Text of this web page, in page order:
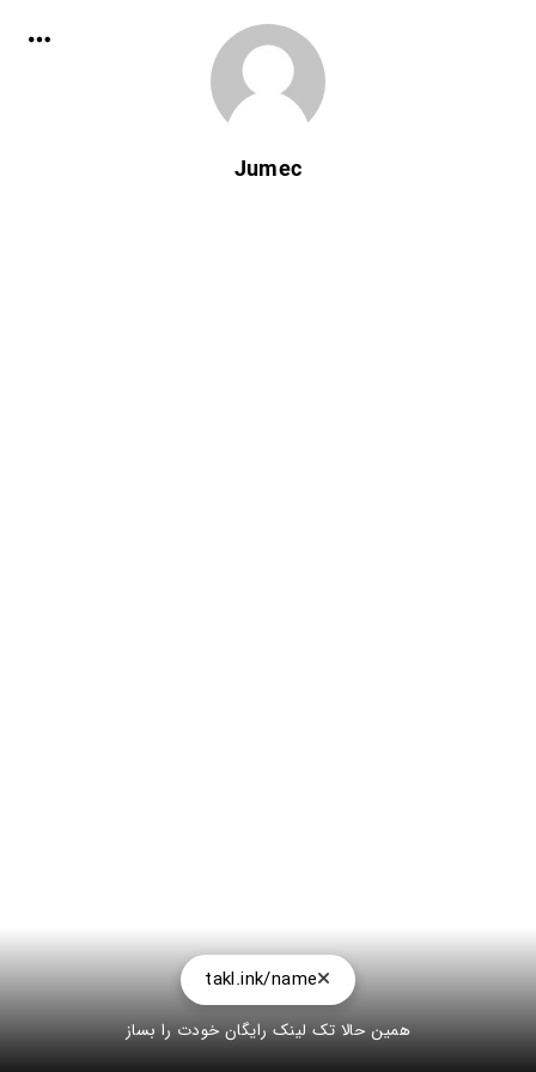
Jumec
takl.ink/name
همین حالا تک لینک رایگان خودت را بساز